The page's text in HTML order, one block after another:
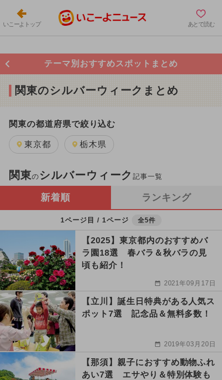
いこーよトップ あとで読む
テーマ別おすすめスポットまとめ
関東のシルバーウィークまとめ
関東の都道府県で絞り込む
東京都 栃木県
関東のシルバーウィーク記事一覧
新着順 ランキング
1ページ目 / 1ページ 全5件
【2025】東京都内のおすすめバ
ラ園18選 春バラ＆秋バラの見
頃も紹介！
2021年09月17日
【立川】誕生日特典がある人気ス
ポット7選 記念品＆無料多数！
2019年03月20日
【那須】親子におすすめ動物ふれ
あい7選 エサやり＆特別体験も